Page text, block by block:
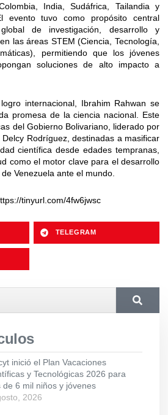
India, Sudáfrica, Tailandia y
evento tuvo como propósito central
de investigación, desarrollo y
las áreas STEM (Ciencia, Tecnología,
permitiendo que los jóvenes
soluciones de alto impacto a
internacional, Ibrahim Rahwan se
promesa de la ciencia nacional. Este
del Gobierno Bolivariano, liderado por
Rodríguez, destinadas a masificar
científica desde edades tempranas,
como el motor clave para el desarrollo
Venezuela ante el mundo.
tinyurl.com/4fw6jwsc
TELEGRAM
inició el Plan Vacaciones
y Tecnológicas 2026 para
de 6 mil niños y jóvenes
2026